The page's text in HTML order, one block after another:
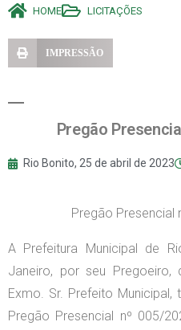
HOME LICITAÇÕES
IMPRESSÃO
Pregão
Rio Bonito, 25 de abril de 2023
Pregão Presencial
A Prefeitura Municipal de
Janeiro, por seu Pregoeiro,
Exmo. Sr. Prefeito
Pregão Presencial nº 005/